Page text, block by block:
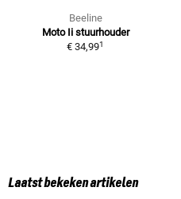
Beeline
Moto Ii stuurhouder
€ 34,991
Laatst bekeken artikelen